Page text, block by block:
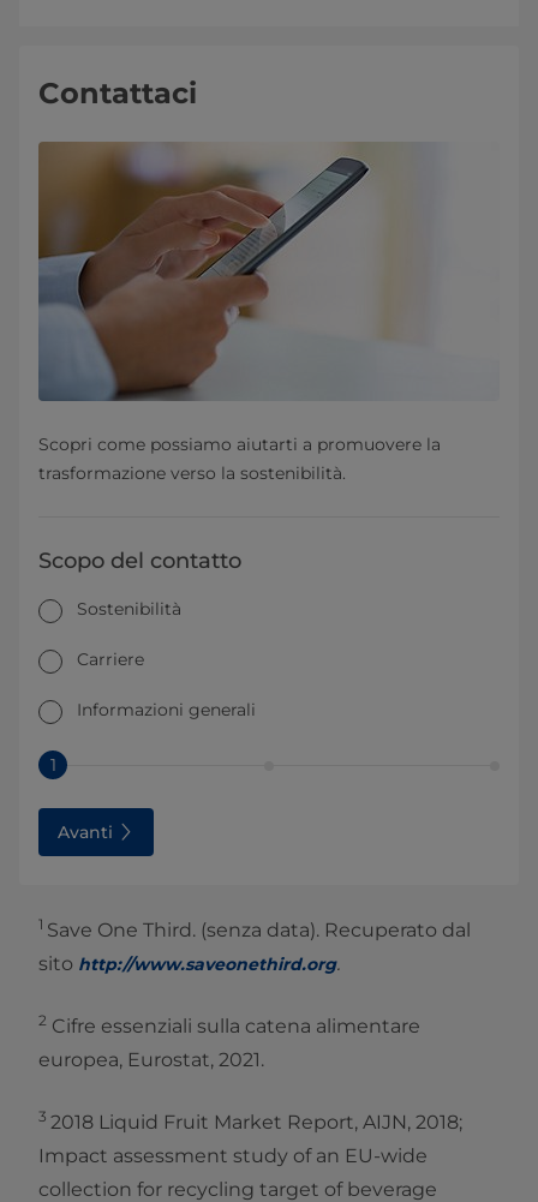
Contattaci
Scopri come possiamo aiutarti a promuovere la
trasformazione verso la sostenibilità.
Scopo del contatto
Sostenibilità
Carriere
Informazioni generali
1
Avanti
1 Save One Third. (senza data). Recuperato dal
sito http://www.saveonethird.org.
2 Cifre essenziali sulla catena alimentare
europea, Eurostat, 2021.
3 2018 Liquid Fruit Market Report, AIJN, 2018;
Impact assessment study of an EU-wide
collection for recycling target of beverage